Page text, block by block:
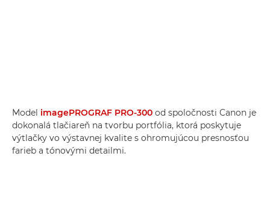
Model imagePROGRAF PRO-300 od spoločnosti Canon je
dokonalá tlačiareň na tvorbu portfólia, ktorá poskytuje
výtlačky vo výstavnej kvalite s ohromujúcou presnosťou
farieb a tónovými detailmi.